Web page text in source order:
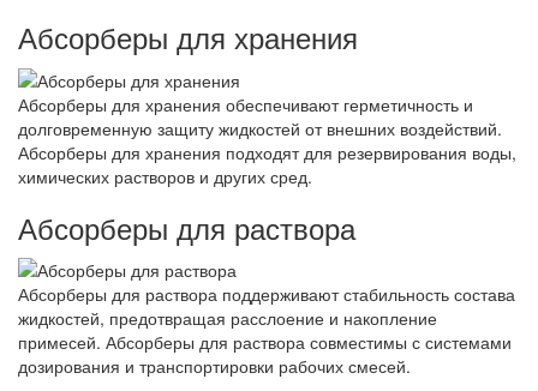
Абсорберы для хранения
Абсорберы для хранения обеспечивают герметичность и
долговременную защиту жидкостей от внешних воздействий.
Абсорберы для хранения подходят для резервирования воды,
химических растворов и других сред.
Абсорберы для раствора
Абсорберы для раствора поддерживают стабильность состава
жидкостей, предотвращая расслоение и накопление
примесей. Абсорберы для раствора совместимы с системами
дозирования и транспортировки рабочих смесей.